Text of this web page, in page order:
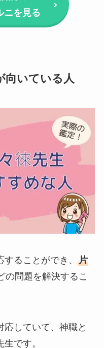
ニを見る
向いている人
ることができ、
片
の問題を解決するこ
応していて、神職と
です。